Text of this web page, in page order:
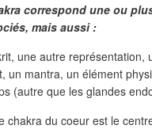
correspond une ou
mais aussi :
une autre
un mantra, un élément
(autre que les glandes
chakra du coeur est le